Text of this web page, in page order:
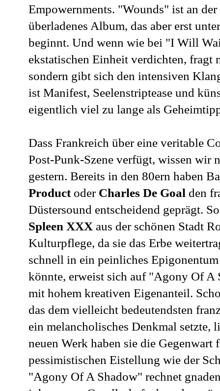
Empowernments. "Wounds" ist an
überladenes Album, das aber erst
beginnt. Und wenn wie bei "I Will
ekstatischen Einheit verdichten, fragt
sondern gibt sich den intensiven
ist Manifest, Seelenstriptease und
eigentlich viel zu lange als
Dass Frankreich über eine veritable
Post-Punk-Szene verfügt, wissen wir
gestern. Bereits in den 80ern haben
Product oder Charles De Goal den
Düstersound entscheidend geprägt.
Spleen XXX aus der schönen Stadt
Kulturpflege, da sie das Erbe
schnell in ein peinliches
könnte, erweist sich auf "Agony Of A
mit hohem kreativen Eigenanteil.
das dem vielleicht bedeutendsten
ein melancholisches Denkmal setzte,
neuen Werk haben sie die
pessimistischen Eistellung wie der
"Agony Of A Shadow" rechnet